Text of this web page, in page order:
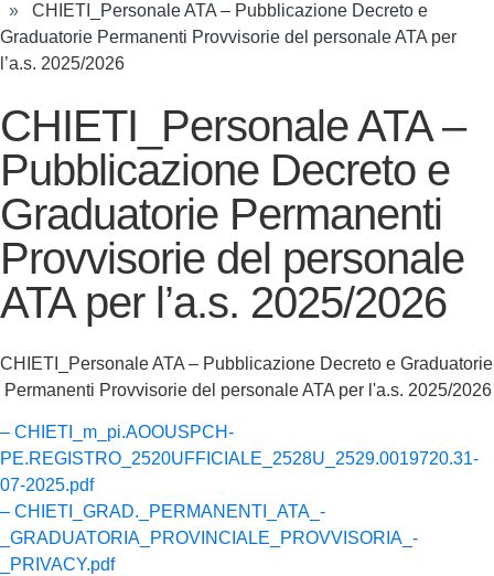
CHIETI_Personale ATA – Pubblicazione Decreto e
Graduatorie Permanenti Provvisorie del personale ATA per
l’a.s. 2025/2026
CHIETI_Personale ATA –
Pubblicazione Decreto e
Graduatorie Permanenti
Provvisorie del personale
ATA per l’a.s. 2025/2026
CHIETI_Personale ATA – Pubblicazione Decreto e Graduatorie
Permanenti Provvisorie del personale ATA per l'a.s. 2025/2026
– CHIETI_m_pi.AOOUSPCH-
PE.REGISTRO_2520UFFICIALE_2528U_2529.0019720.31-
07-2025.pdf
– CHIETI_GRAD._PERMANENTI_ATA_-
_GRADUATORIA_PROVINCIALE_PROVVISORIA_-
_PRIVACY.pdf